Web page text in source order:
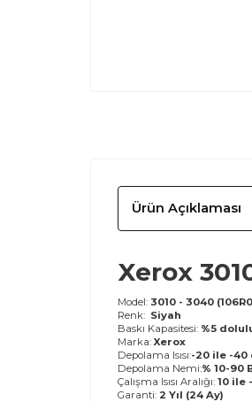
Ürün Açıklaması
Xerox
Model: 3010 - 3040
Renk: Siyah
Baskı Kapasitesi: %5
Marka:Xerox
Depolama Isısı:-20 ile -40
Depolama Nemi:% 10-90
Çalışma Isısı Aralığı: 10 ile
Garanti: 2 Yıl (24 Ay)